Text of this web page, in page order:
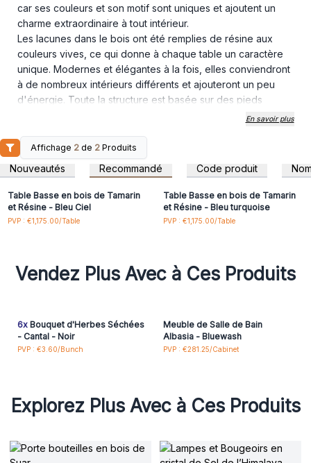
car ses couleurs et son motif sont uniques et ajoutent un
charme extraordinaire à tout intérieur.
Les lacunes dans le bois ont été remplies de résine aux
couleurs vives, ce qui donne à chaque table un caractère
unique. Modernes et élégantes à la fois, elles conviendront
à de nombreux intérieurs différents et ajouteront un peu
d'énergie. Toute la structure est basée sur des pieds
combinaison de beauté et de fonctionnalité - une solution
idéale pour les personnes qui apprécient l'esthétique et la
durabilité.
Veuillez noter : En raison de sa taille et de son poids, la table
sera livrée sur une palette, des frais d'expédition
supplémentaires peuvent vous être facturés pour la palette
varier.
En savoir plus
Affichage 2 de 2 Produits
Nouveautés Recommandé Code produit
Connectez-vous ou
inscrivez-vous pour
accéder aux prix de gros
Table Basse en bois de Tamarin
et Résine - Bleu Ciel
PVP : €1,175.00/Table
inscrivez-vous pour
accéder aux prix de gros
Table Basse en bois de Tamarin
et Résine - Bleu turquoise
PVP : €1,175.00/Table
Vendez Plus Avec à Ces Produits
6xBouquet d'Herbes Séchées
- Cantal - Noir
PVP : €3.60/Bunch
Meuble de Salle de Bain
Albasia - Bluewash
PVP : €281.25/Cabinet
Explorez Plus Avec à Ces Produits